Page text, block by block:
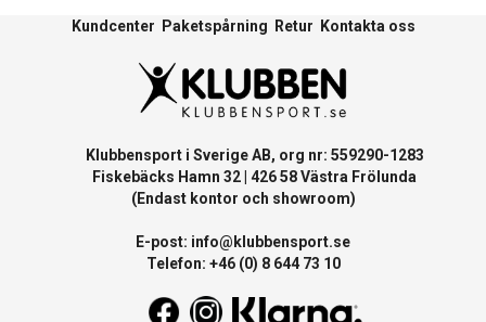
Kundcenter Paketspårning Retur Kontakta oss
Klubbensport i Sverige AB, org nr: 559290-1283
Fiskebäcks Hamn 32 | 426 58 Västra Frölunda
(Endast kontor och showroom)
E-post: info@klubbensport.se
Telefon: +46 (0) 8 644 73 10